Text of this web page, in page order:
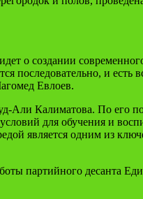
о создании
и есть
Евлоев.
Али Калиматова. По его
для обучения и
является одним из
партийного десанта